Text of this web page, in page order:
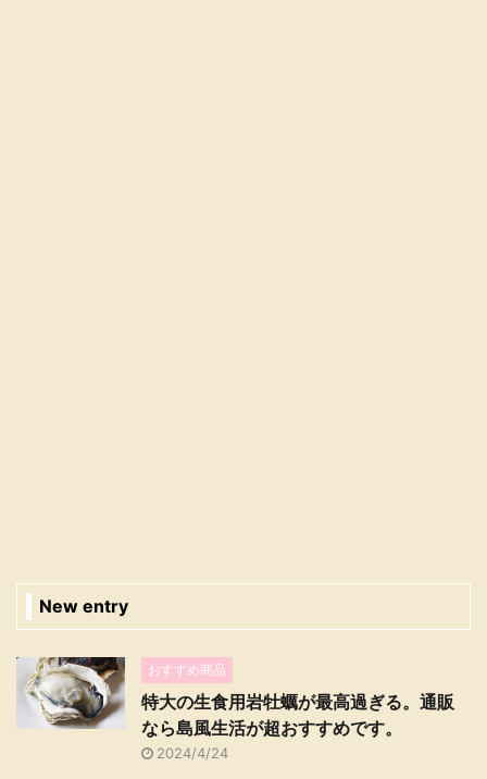
New entry
おすすめ商品
特大の生食用岩牡蠣が最高過ぎる。通販
なら島風生活が超おすすめです。
2024/4/24